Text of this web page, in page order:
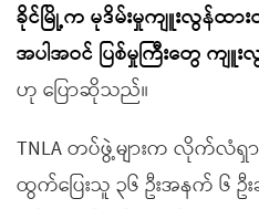
ခိုင်မြို့က မုဒိမ်းမှုကျူးလွန်ထ
အပါအဝင် ပြစ်မှုကြီးတွေ ကျူ
ဟု ပြောဆိုသည်။
TNLA တပ်ဖွဲ့များက လိုက်လံရှာ
ထွက်ပြေးသူ ၃၆ ဦးအနက် ၆ ဦ